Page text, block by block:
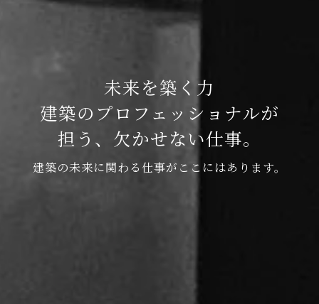
未来を築く力
建築のプロフェッショナルが
担う、欠かせない仕事。
建築の未来に関わる仕事がここにはあります。